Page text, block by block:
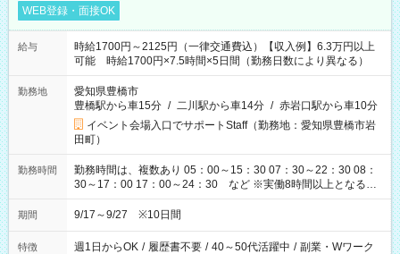
WEB登録・面接OK
給与
時給1700円～2125円（一律交通費込）【収入例】6.3万円以上
可能 時給1700円×7.5時間×5日間（勤務日数により異なる）
勤務地
愛知県豊橋市
豊橋駅から車15分 / 二川駅から車14分 / 赤岩口駅から車10分
イベント会場入口でサポートStaff（勤務地：愛知県豊橋市岩
田町）
勤務時間
勤務時間は、複数あり 05：00～15：30 07：30～22：30 08：
30～17：00 17：00～24：30 など ※実働8時間以上となる勤
務もあります。 【休憩】60分+他休憩あり 交替で取得します。
安全面に配慮しこまめな休憩があります。
期間 9/17～9/27 ※10日間
特徴 週1日からOK / 履歴書不要 / 40～50代活躍中 / 副業・Wワーク